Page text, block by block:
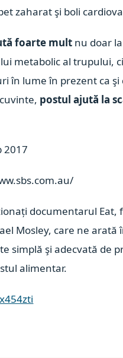
zaharat şi boli
foarte mult nu doar
metabolic al trupului,
în lume în prezent ca şi
postul ajută la
2017
documentarul Eat,
Mosley, care ne
simplă şi adecvată de
alimentar.